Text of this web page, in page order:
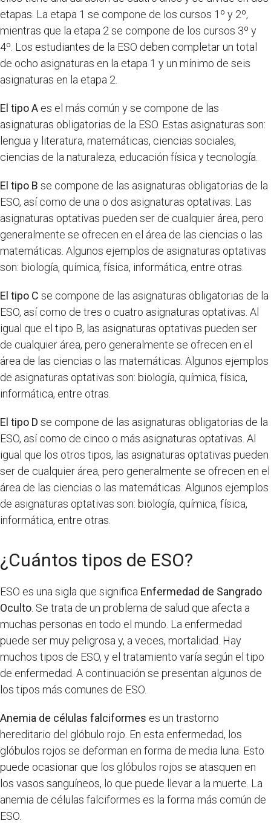
etapas. La etapa 1 se compone de los cursos 1º y 2º,
mientras que la etapa 2 se compone de los cursos 3º y
4º. Los estudiantes de la ESO deben completar un total
de ocho asignaturas en la etapa 1 y un mínimo de seis
asignaturas en la etapa 2.
El tipo A es el más común y se compone de las
asignaturas obligatorias de la ESO. Estas asignaturas son:
lengua y literatura, matemáticas, ciencias sociales,
ciencias de la naturaleza, educación física y tecnología.
El tipo B se compone de las asignaturas obligatorias de la
ESO, así como de una o dos asignaturas optativas. Las
asignaturas optativas pueden ser de cualquier área, pero
generalmente se ofrecen en el área de las ciencias o las
matemáticas. Algunos ejemplos de asignaturas optativas
son: biología, química, física, informática, entre otras.
El tipo C se compone de las asignaturas obligatorias de la
ESO, así como de tres o cuatro asignaturas optativas. Al
igual que el tipo B, las asignaturas optativas pueden ser
de cualquier área, pero generalmente se ofrecen en el
área de las ciencias o las matemáticas. Algunos ejemplos
de asignaturas optativas son: biología, química, física,
informática, entre otras.
El tipo D se compone de las asignaturas obligatorias de la
ESO, así como de cinco o más asignaturas optativas. Al
igual que los otros tipos, las asignaturas optativas pueden
ser de cualquier área, pero generalmente se ofrecen en el
área de las ciencias o las matemáticas. Algunos ejemplos
de asignaturas optativas son: biología, química, física,
informática, entre otras.
¿Cuántos tipos de ESO?
ESO es una sigla que significa Enfermedad de Sangrado
Oculto . Se trata de un problema de salud que afecta a
muchas personas en todo el mundo. La enfermedad
puede ser muy peligrosa y, a veces, mortalidad. Hay
muchos tipos de ESO, y el tratamiento varía según el tipo
de enfermedad. A continuación se presentan algunos de
los tipos más comunes de ESO.
Anemia de células falciformes es un trastorno
hereditario del glóbulo rojo. En esta enfermedad, los
glóbulos rojos se deforman en forma de media luna. Esto
puede ocasionar que los glóbulos rojos se atasquen en
los vasos sanguíneos, lo que puede llevar a la muerte. La
anemia de células falciformes es la forma más común de
ESO.